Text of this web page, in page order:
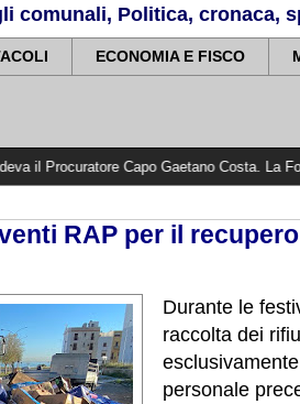
comunali, Politica, cronaca,
ECONOMIA E FISCO
Capo Gaetano Costa. La Fondazione:"
RAP per il
Durante le
raccolta dei
personale